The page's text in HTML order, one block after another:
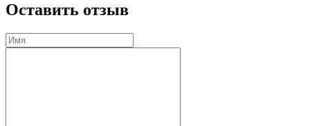
Оставить отзыв